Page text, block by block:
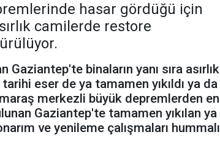
hasar gördüğü için
camilerde restore
binaların yanı sıra asırlık
eser de ya tamamen yıkıldı ya da
merkezli büyük depremlerden en
Gaziantep'te tamamen yıkılan ya
ve yenileme çalışmaları hummalı